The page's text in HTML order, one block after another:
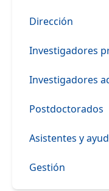
Dirección
Investigadores
Investigadores
Postdoctorados
Asistentes y
Gestión